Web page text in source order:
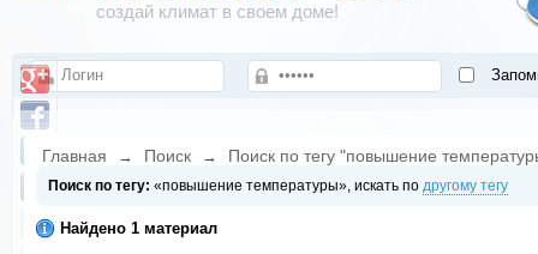
создай климат в своем доме!
Главная → Поиск → Поиск по тегу "повышение
Поиск по тегу: «повышение температуры», искать по другому тегу
Найдено 1 материал